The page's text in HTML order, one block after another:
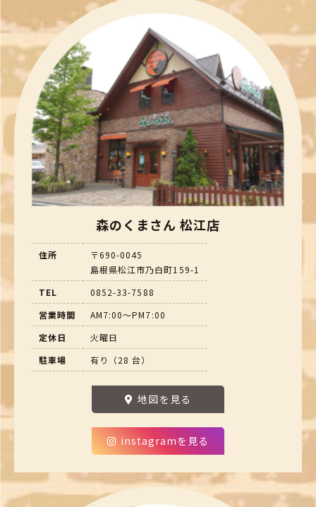
森のくまさん 松江店
住所
〒690-0045
島根県松江市乃白町159-1
TEL
0852-33-7588
営業時間
AM7:00～PM7:00
定休日
火曜日
駐車場
有り（28 台）
地図を見る
instagramを見る